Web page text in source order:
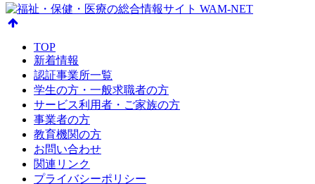
TOP
新着情報
認証事業所一覧
学生の方・一般求職者の方
サービス利用者・ご家族の方
事業者の方
教育機関の方
お問い合わせ
関連リンク
プライバシーポリシー